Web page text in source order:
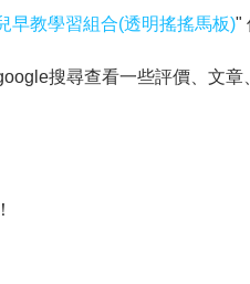
早教學習組合(透明搖搖馬板)"
搜尋查看一些評價、文